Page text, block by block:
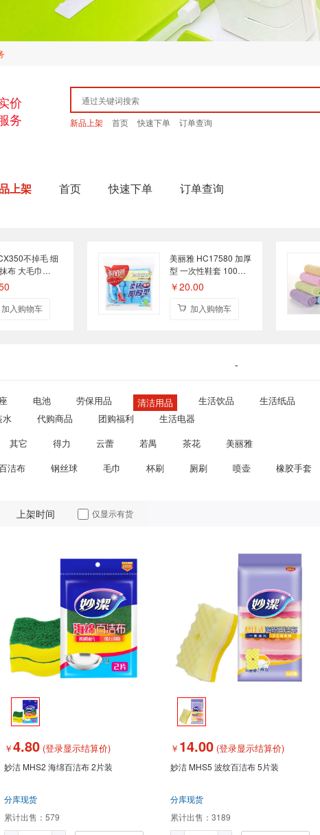
价
务
新品上架 首页 快速下单 订单查询
上架 首页 快速下单 订单查询
不掉毛 细
布 大毛巾
蓝色 单
加入购物车
美丽雅 HC17580 加厚
型 一次性鞋套 100只
装
￥20.00
加入购物车
-
电池 劳保用品 清洁用品 生活饮品 生活纸品
水 代购商品 团购福利
生活电器
其它 得力 云蕾 若禺 茶花
美丽雅
洁布 钢丝球 毛巾 杯刷 厕刷 喷壶 橡胶手套
上架时间 仅显示有货
￥4.80 (登录显示结算价)
妙洁 MHS2 海绵百洁布 2片装
分库现货
累计出售： 579
￥ 14.00 (登录显示结算价)
妙洁 MHS5 波纹百洁布 5片装
分库现货
累计出售： 3189